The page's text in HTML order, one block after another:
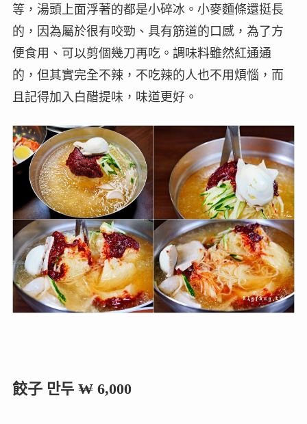
等，湯頭上面浮著的都是小碎冰。小麥麵條還挺長
的，因為屬於很有咬勁、具有筋道的口感，為了方
便食用、可以剪個幾刀再吃。調味料雖然紅通通
的，但其實完全不辣，不吃辣的人也不用煩惱，而
且記得加入白醋提味，味道更好。
餃子 만두 ₩ 6,000